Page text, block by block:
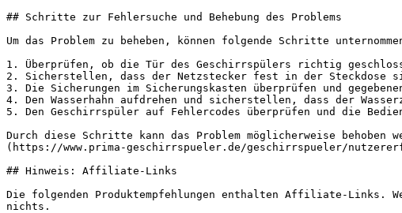
## Schritte zur Fehlersuche und Behebung des Problems
Um das Problem zu beheben, können folgende Schritte
1. Überprüfen, ob die Tür des Geschirrspülers richtig
2. Sicherstellen, dass der Netzstecker fest in der Steckdose
3. Die Sicherungen im Sicherungskasten überprüfen und
4. Den Wasserhahn aufdrehen und sicherstellen, dass der
5. Den Geschirrspüler auf Fehlercodes überprüfen und die
Durch diese Schritte kann das Problem möglicherweise
(https://www.prima-geschirrspueler.de/geschirrspueler/
## Hinweis: Affiliate-Links
Die folgenden Produktempfehlungen enthalten Affiliate-
nichts.